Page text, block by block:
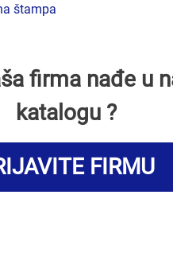
štampa
firma nađe u
katalogu ?
FIRMU